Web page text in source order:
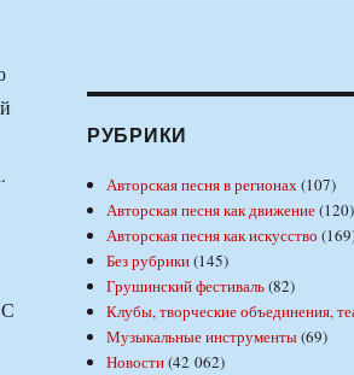
РУБРИКИ
Авторская песня в регионах(107)
Авторская песня как движение(120)
Авторская песня как искусство
Без рубрики(145)
Грушинский фестиваль(82)
Клубы, творческие объединения,
Музыкальные инструменты(69)
Новости(42 062)